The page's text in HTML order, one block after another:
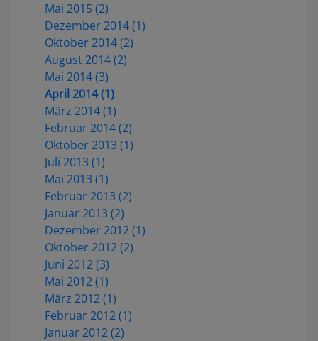
Mai 2015 (2)
Dezember 2014 (1)
Oktober 2014 (2)
August 2014 (2)
Mai 2014 (3)
April 2014 (1)
März 2014 (1)
Februar 2014 (2)
Oktober 2013 (1)
Juli 2013 (1)
Mai 2013 (1)
Februar 2013 (2)
Januar 2013 (2)
Dezember 2012 (1)
Oktober 2012 (2)
Juni 2012 (3)
Mai 2012 (1)
März 2012 (1)
Februar 2012 (1)
Januar 2012 (2)